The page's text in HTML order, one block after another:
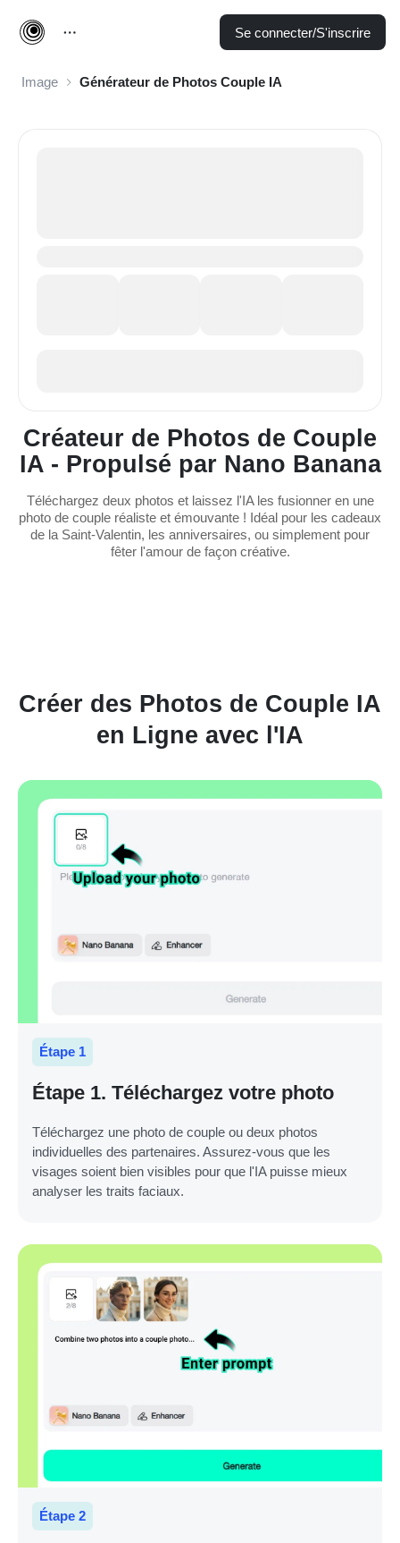
Se connecter/S'inscrire
Image Générateur de Photos Couple IA
Créateur de Photos de Couple
IA - Propulsé par Nano Banana
Téléchargez deux photos et laissez l'IA les fusionner en une
photo de couple réaliste et émouvante ! Idéal pour les cadeaux
de la Saint-Valentin, les anniversaires, ou simplement pour
fêter l'amour de façon créative.
Créer des Photos de Couple IA
en Ligne avec l'IA
Étape 1
Étape 1. Téléchargez votre photo
Téléchargez une photo de couple ou deux photos
individuelles des partenaires. Assurez-vous que les
visages soient bien visibles pour que l'IA puisse mieux
analyser les traits faciaux.
Étape 2